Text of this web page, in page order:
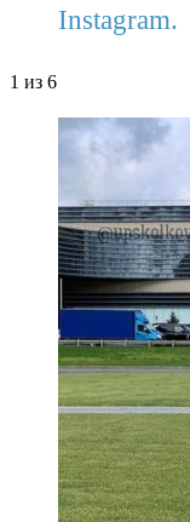
Instagram.
1 из 6